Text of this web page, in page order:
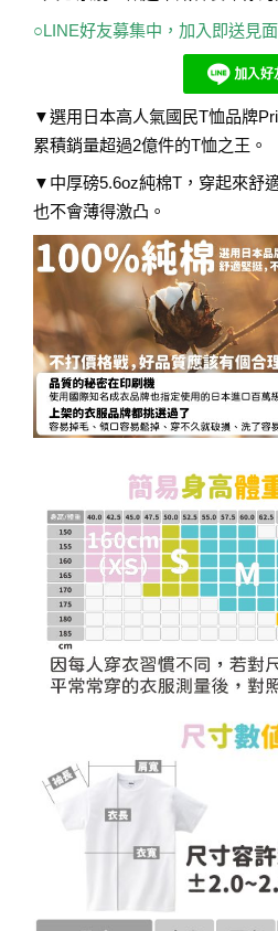
○LINE好友募集中，加入即送見
▼選用日本高人氣國民T恤品牌
累積銷量超過2億件的T恤之王。
▼中厚磅5.6oz純棉T，穿起來舒
也不會薄得激凸。